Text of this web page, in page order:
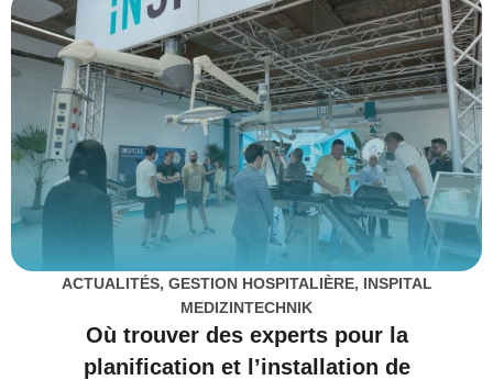
ACTUALITÉS, GESTION HOSPITALIÈRE, INSPITAL
MEDIZINTECHNIK
Où trouver des experts pour la
planification et l’installation de